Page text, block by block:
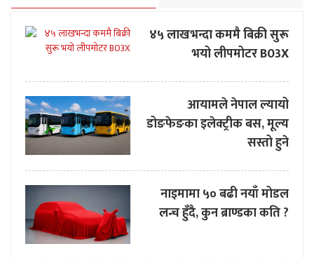
४५ लाखभन्दा कममै बिक्री सुरू
भयो लीपमोटर B03X
आयामले नेपाल ल्यायो
डोङफेङका इलेक्ट्रीक बस, मूल्य
सस्तो हुने
नाइमामा ५० बढी नयाँ मोडल
लन्च हुँदै, कुन ब्राण्डका कति ?